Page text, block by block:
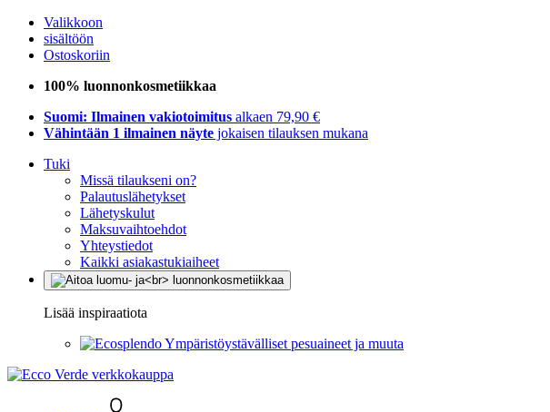
Valikkoon
sisältöön
Ostoskoriin
100% luonnonkosmetiikkaa
Suomi: Ilmainen vakiotoimitus alkaen 79,90 €
Vähintään 1 ilmainen näyte jokaisen tilauksen mukana
Tuki
Missä tilaukseni on?
Palautuslähetykset
Lähetyskulut
Maksuvaihtoehdot
Yhteystiedot
Kaikki asiakastukiaiheet
Lisää inspiraatiota
Ympäristöystävälliset pesuaineet ja muuta